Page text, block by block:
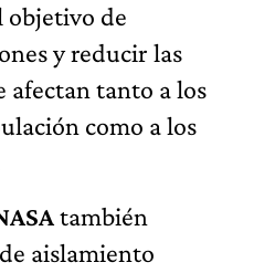
objetivo de
y reducir las
afectan tanto a los
como a los
también
aislamiento